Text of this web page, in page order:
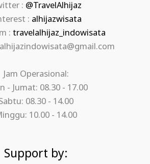
: @TravelAlhijaz
: alhijazwisata
: travelalhijaz_indowisata
Jam Operasional:
- Jumat: 08.30 - 17.00
08.30 - 14.00
10.00 - 14.00
Support by: